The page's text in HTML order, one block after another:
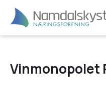
Vinmonopolet